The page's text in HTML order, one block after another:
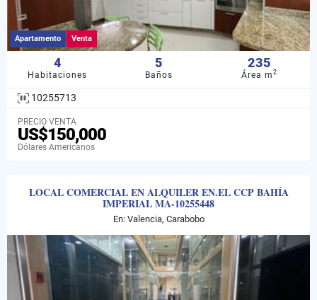
Apartamento Venta
4
Habitaciones
5
Baños
235
Área m2
10255713
PRECIO VENTA
US$150,000
Dólares Americanos
LOCAL COMERCIAL EN ALQUILER EN.EL CCP BAHÍA
IMPERIAL MA-10255448
En: Valencia, Carabobo